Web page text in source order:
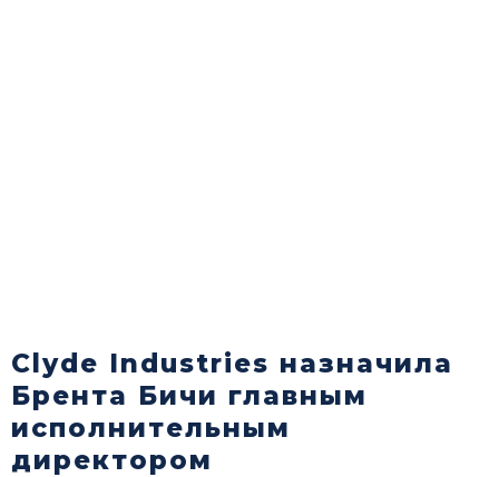
Clyde Industries назначила
Брента Бичи главным
исполнительным
директором